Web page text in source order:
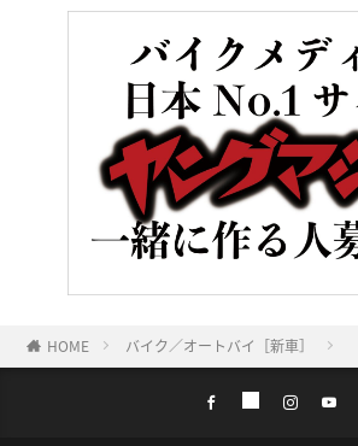
HOME バイク／オートバイ［新車］